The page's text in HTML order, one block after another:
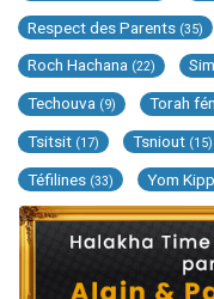
Respect des Parents (35)
Roch Hachana (22)
Techouva (9) Torah
Tsitsit (17) Tsniout (15)
Téfilines (33) Yom